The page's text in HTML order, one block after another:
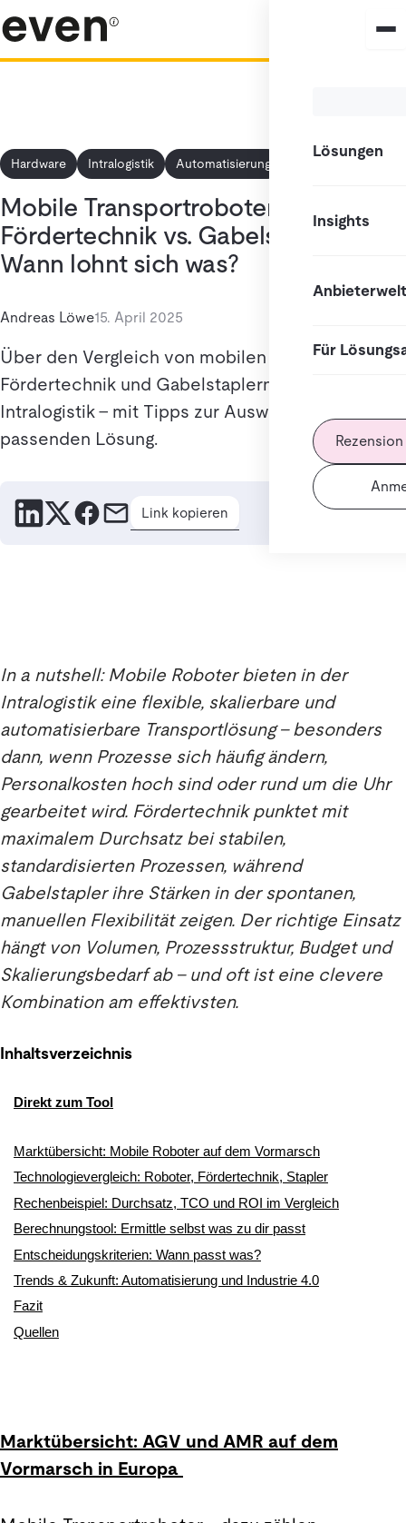
Lösungen
Insights
Anbieterwelt
Für
Hardware Intralogistik Automatisierung Tools
Mobile Transportroboter vs.
Fördertechnik vs. Gabelstapler –
Wann lohnt sich was?
Andreas Löwe15. April 2025
Über den Vergleich von mobilen Robotern,
Fördertechnik und Gabelstaplern in der
Intralogistik – mit Tipps zur Auswahl der
passenden Lösung.
Link kopieren
In a nutshell: Mobile Roboter bieten in der
Intralogistik eine flexible, skalierbare und
automatisierbare Transportlösung – besonders
dann, wenn Prozesse sich häufig ändern,
Personalkosten hoch sind oder rund um die Uhr
gearbeitet wird. Fördertechnik punktet mit
maximalem Durchsatz bei stabilen,
standardisierten Prozessen, während
Gabelstapler ihre Stärken in der spontanen,
manuellen Flexibilität zeigen. Der richtige Einsatz
hängt von Volumen, Prozessstruktur, Budget und
Skalierungsbedarf ab – und oft ist eine clevere
Kombination am effektivsten.
Inhaltsverzeichnis
Direkt zum Tool
Marktübersicht: Mobile Roboter auf dem Vormarsch
Technologievergleich: Roboter, Fördertechnik, Stapler
Rechenbeispiel: Durchsatz, TCO und ROI im Vergleich
Berechnungstool: Ermittle selbst was zu dir passt
Entscheidungskriterien: Wann passt was?
Trends & Zukunft: Automatisierung und Industrie 4.0
Fazit
Quellen
Marktübersicht: AGV und AMR auf dem
Vormarsch in Europa